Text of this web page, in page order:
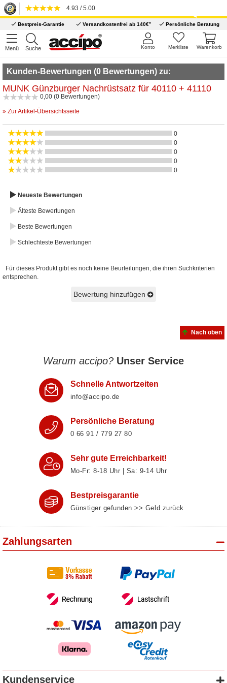
4.93 / 5.00
Bestpreis-Garantie Versandkostenfrei ab 140€* Persönliche Beratung
Menü Suche Warenkorb
Merkliste
Konto
Kunden-Bewertungen (0 Bewertungen) zu:
MUNK Günzburger Nachrüstsatz für 40110 + 41110
0,00 (0 Bewertungen)
» Zur Artikel-Übersichtsseite
0
0
0
0
0
Neueste Bewertungen
Älteste Bewertungen
Beste Bewertungen
Schlechteste Bewertungen
Für dieses Produkt gibt es noch keine Beurteilungen, die ihren Suchkriterien
entsprechen.
Bewertung hinzufügen
Nach oben
Warum accipo? Unser Service
Schnelle Antwortzeiten
info@accipo.de
Persönliche Beratung
0 66 91 / 779 27 80
Sehr gute Erreichbarkeit!
Mo-Fr: 8‑18 Uhr | Sa: 9‑14 Uhr
Bestpreisgarantie
Günstiger gefunden >> Geld zurück
Zahlungsarten
Kundenservice